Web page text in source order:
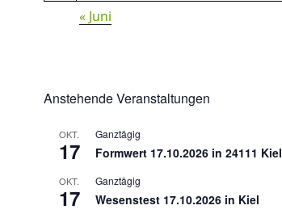
« Juni
Anstehende Veranstaltungen
OKT.
17
Ganztägig
Formwert 17.10.2026 in 24111 Kiel
OKT.
17
Ganztägig
Wesenstest 17.10.2026 in Kiel